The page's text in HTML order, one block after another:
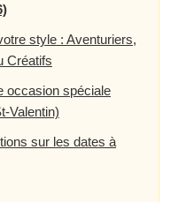
style : Aventuriers,
Créatifs
occasion spéciale
Valentin)
sur les dates à